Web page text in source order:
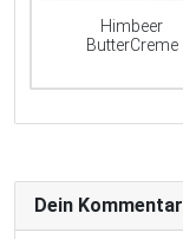
Himbeer
ButterCreme
Dein Kommentar